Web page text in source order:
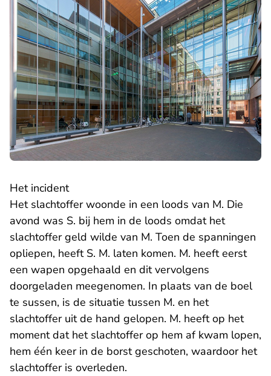
Het incident
Het slachtoffer woonde in een loods van M. Die
avond was S. bij hem in de loods omdat het
slachtoffer geld wilde van M. Toen de spanningen
opliepen, heeft S. M. laten komen. M. heeft eerst
een wapen opgehaald en dit vervolgens
doorgeladen meegenomen. In plaats van de boel
te sussen, is de situatie tussen M. en het
slachtoffer uit de hand gelopen. M. heeft op het
moment dat het slachtoffer op hem af kwam lopen,
hem één keer in de borst geschoten, waardoor het
slachtoffer is overleden.